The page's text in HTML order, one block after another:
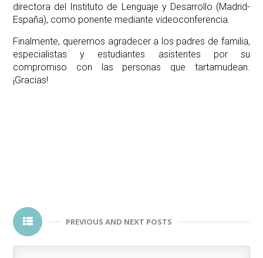
directora del Instituto de Lenguaje y Desarrollo (Madrid-
España), como ponente mediante videoconferencia.
Finalmente, queremos agradecer a los padres de familia,
especialistas y estudiantes asistentes por su
compromiso con las personas que tartamudean.
¡Gracias!
PREVIOUS AND NEXT POSTS